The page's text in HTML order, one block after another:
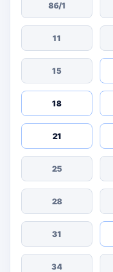
8б/1
11
15
18
21
25
28
31
34